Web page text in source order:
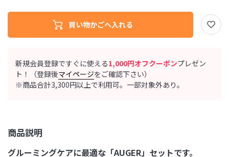
新規会員登録ですぐに使える1,000円オフクーポンプレゼン
ト！（登録後マイページをご確認下さい）
※商品合計3,300円以上で利用可。一部対象外あり。
商品説明
グルーミングケアに最適な「AUGER」 セットです。